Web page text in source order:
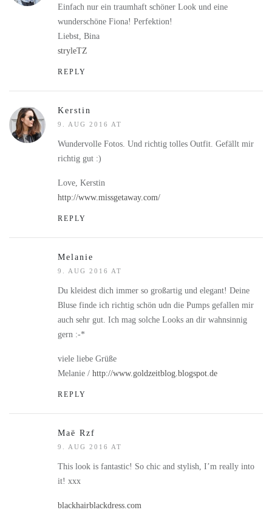
Einfach nur ein traumhaft schöner Look und eine
wunderschöne Fiona! Perfektion!
Liebst, Bina
stryleTZ
REPLY
Kerstin
9. AUG 2016 AT
Wundervolle Fotos. Und richtig tolles Outfit. Gefällt mir
richtig gut :)
Love, Kerstin
http://www.missgetaway.com/
REPLY
Melanie
9. AUG 2016 AT
Du kleidest dich immer so großartig und elegant! Deine
Bluse finde ich richtig schön udn die Pumps gefallen mir
auch sehr gut. Ich mag solche Looks an dir wahnsinnig
gern :-*
viele liebe Grüße
Melanie / http://www.goldzeitblog.blogspot.de
REPLY
Maë Rzf
9. AUG 2016 AT
This look is fantastic! So chic and stylish, I’m really into
it! xxx
blackhairblackdress.com